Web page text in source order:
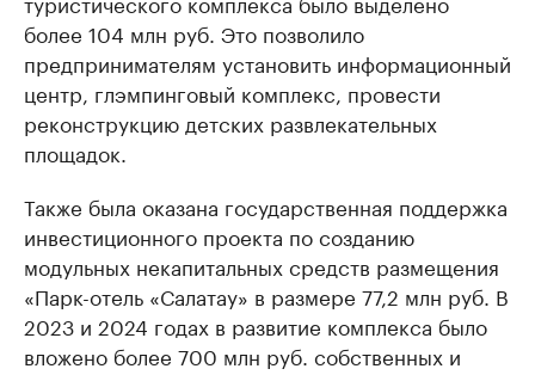
более 104 млн руб. Это позволило
предпринимателям установить информационный
центр, глэмпинговый комплекс, провести
реконструкцию детских развлекательных
площадок.
Также была оказана государственная поддержка
инвестиционного проекта по созданию
модульных некапитальных средств размещения
«Парк-отель «Салатау» в размере 77,2 млн руб. В
2023 и 2024 годах в развитие комплекса было
вложено более 700 млн руб. собственных и